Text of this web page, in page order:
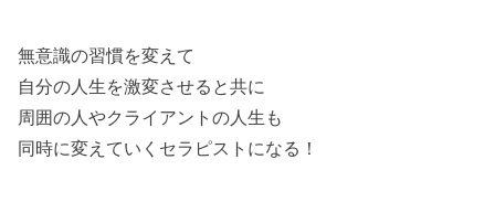
無意識の習慣を変えて
自分の人生を激変させると共に
周囲の人やクライアントの人生も
同時に変えていくセラピストになる！